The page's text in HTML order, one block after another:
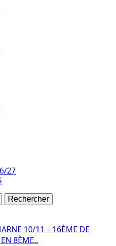
27
10/11 – 16ÈME DE
8ÈME..